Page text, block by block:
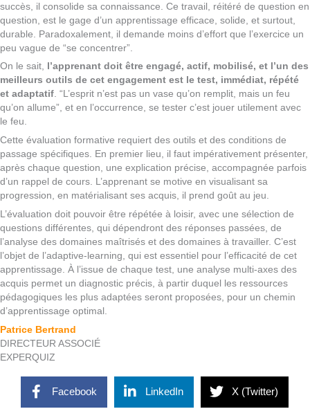
succès, il consolide sa connaissance. Ce travail, réitéré de question en
question, est le gage d’un apprentissage efficace, solide, et surtout,
durable. Paradoxalement, il demande moins d’effort que l’exercice un
peu vague de “se concentrer”.
On le sait,
l’apprenant doit être engagé, actif, mobilisé, et l’un des
meilleurs outils de cet engagement est le test, immédiat, répété
et adaptatif. “L’esprit n’est pas un vase qu’on remplit, mais un feu
qu’on allume”, et en l’occurrence, se tester c’est jouer utilement avec
le feu.
Cette évaluation formative requiert des outils et des conditions de
passage spécifiques. En premier lieu, il faut impérativement présenter,
après chaque question, une explication précise, accompagnée parfois
d’un rappel de cours. L’apprenant se motive en visualisant sa
progression, en matérialisant ses acquis, il prend goût au jeu.
L’évaluation doit pouvoir être répétée à loisir, avec une sélection de
questions différentes, qui dépendront des réponses passées, de
l’analyse des domaines maîtrisés et des domaines à travailler. C’est
l’objet de l’adaptive-learning, qui est essentiel pour l’efficacité de cet
apprentissage. À l’issue de chaque test, une analyse multi-axes des
acquis permet un diagnostic précis, à partir duquel les ressources
pédagogiques les plus adaptées seront proposées, pour un chemin
d’apprentissage optimal.
Patrice Bertrand
DIRECTEUR ASSOCIÉ
EXPERQUIZ
Facebook LinkedIn X (Twitter)